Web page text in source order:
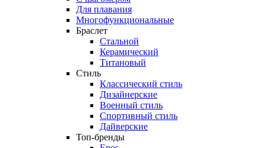
Для плавания
Многофункциональные
Браслет
Стальной
Керамический
Титановый
Стиль
Классический стиль
Дизайнерские
Военный стиль
Спортивный стиль
Дайверские
Топ-бренды